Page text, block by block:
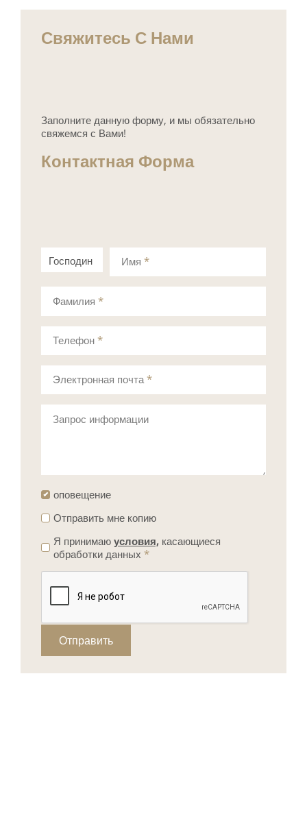
Свяжитесь С Нами
Заполните данную форму, и мы обязательно
свяжемся с Вами!
Контактная Форма
Господин Госпожа
Имя *
Телефон *
Запрос информации
Фамилия *
Электронная почта*
оповещение
Отправить мне копию
Я принимаю условия, касающиеся
обработки данных *
Отправить